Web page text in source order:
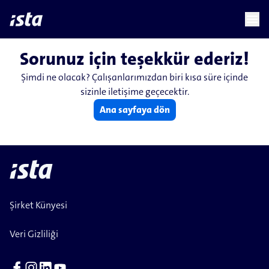
languagechevron_right
Sorunuz için teşekkür ederiz!
Şimdi ne olacak? Çalışanlarımızdan biri kısa süre içinde
sizinle iletişime geçecektir.
Ana sayfaya dön
Şirket Künyesi
Veri Gizliliği